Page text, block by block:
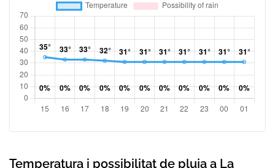
Temperatura i possibilitat de pluja a La